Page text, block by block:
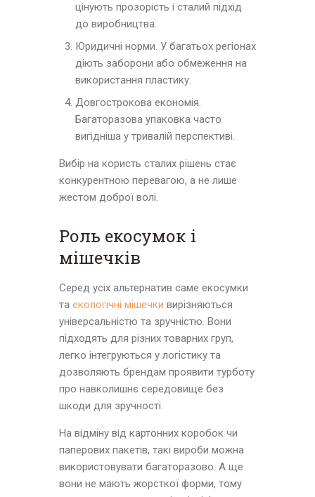
цінують прозорість і сталий підхід
до виробництва.
Юридичні норми. У багатьох регіонах
діють заборони або обмеження на
використання пластику.
Довгострокова економія.
Багаторазова упаковка часто
вигідніша у тривалій перспективі.
Вибір на користь сталих рішень стає
конкурентною перевагою, а не лише
жестом доброї волі.
Роль екосумок і
мішечків
Серед усіх альтернатив саме екосумки
та екологічні мішечки вирізняються
універсальністю та зручністю. Вони
підходять для різних товарних груп,
легко інтегруються у логістику та
дозволяють брендам проявити турботу
про навколишнє середовище без
шкоди для зручності.
На відміну від картонних коробок чи
паперових пакетів, такі вироби можна
використовувати багаторазово. А ще
вони не мають жорсткої форми, тому